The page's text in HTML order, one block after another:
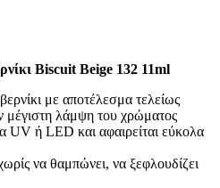
Biscuit Beige 132 11ml
με αποτέλεσμα τελείως
μέγιστη λάμψη του χρώματος
UV ή LED και αφαιρείται εύκολα
να θαμπώνει, να ξεφλουδίζει